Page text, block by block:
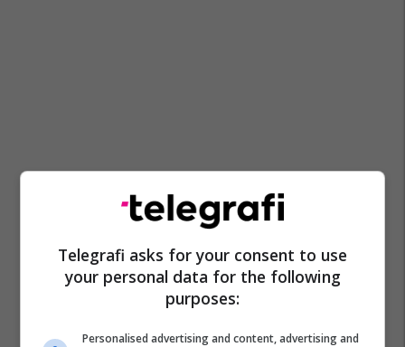
Telegrafi asks for your consent to use
your personal data for the following
purposes:
Personalised advertising and content, advertising and